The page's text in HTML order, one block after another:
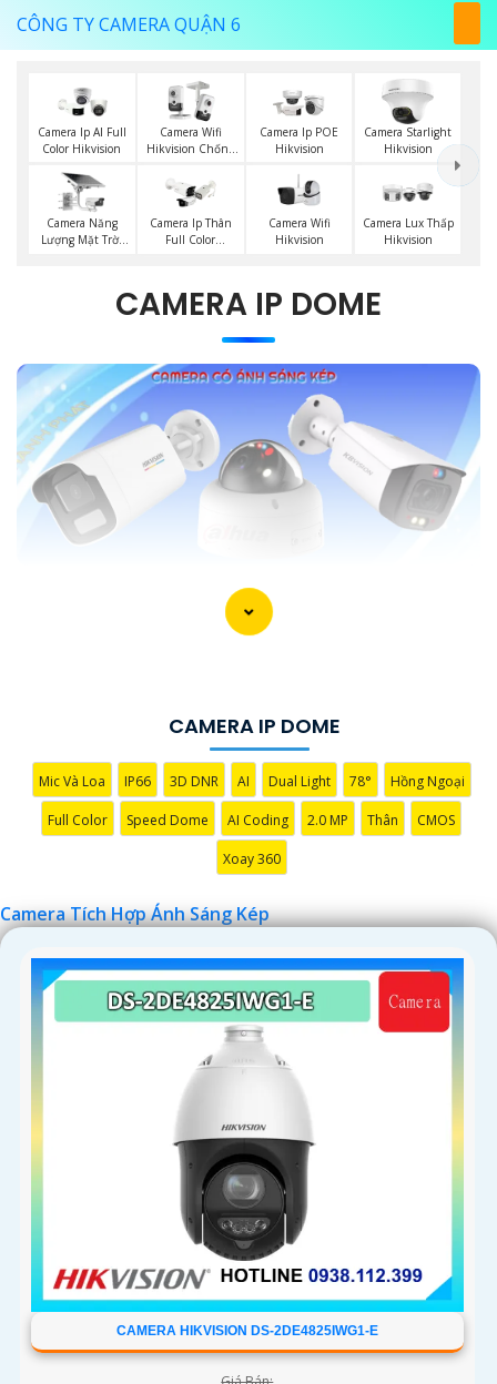
CÔNG TY CAMERA QUẬN 6
Camera Ip AI Full
Color Hikvision
Camera Wifi
Hikvision Chống
Camera Ip POE
Hikvision
Camera Starlight
Hikvision
Camera Năng
Lượng Mặt Trời
Camera Ip Thân
Full Color
Camera Wifi
Hikvision
Camera Lux Thấp
Hikvision
CAMERA IP DOME
CAMERA IP DOME
Mic Và Loa IP66 3D DNR AI Dual Light 78° Hồng Ngoại
Full Color Speed Dome AI Coding 2.0 MP Thân CMOS
Xoay 360
Camera Tích Hợp Ánh Sáng Kép
CAMERA HIKVISION DS-2DE4825IWG1-E